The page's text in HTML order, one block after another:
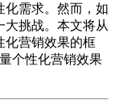
化需求。然而，如
大挑战。本文将从
化营销效果的框
个性化营销效果